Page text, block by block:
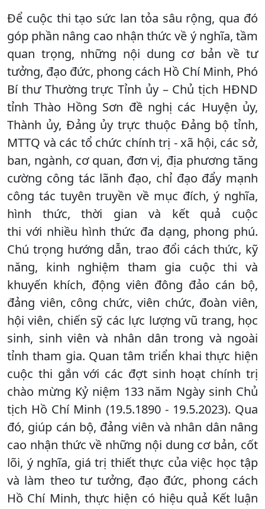
Để cuộc thi tạo sức lan tỏa sâu rộng, qua đó
góp phần nâng cao nhận thức về ý nghĩa, tầm
quan trọng, những nội dung cơ bản về tư
tưởng, đạo đức, phong cách Hồ Chí Minh, Phó
Bí thư Thường trực Tỉnh ủy – Chủ tịch HĐND
tỉnh Thào Hồng Sơn đề nghị các Huyện ủy,
Thành ủy, Đảng ủy trực thuộc Đảng bộ tỉnh,
MTTQ và các tổ chức chính trị - xã hội, các sở,
ban, ngành, cơ quan, đơn vị, địa phương tăng
cường công tác lãnh đạo, chỉ đạo đẩy mạnh
công tác tuyên truyền về mục đích, ý nghĩa,
hình thức, thời gian và kết quả cuộc
thi với nhiều hình thức đa dạng, phong phú.
Chú trọng hướng dẫn, trao đổi cách thức, kỹ
năng, kinh nghiệm tham gia cuộc thi và
khuyến khích, động viên đông đảo cán bộ,
đảng viên, công chức, viên chức, đoàn viên,
hội viên, chiến sỹ các lực lượng vũ trang, học
sinh, sinh viên và nhân dân trong và ngoài
tỉnh tham gia. Quan tâm triển khai thực hiện
cuộc thi gắn với các đợt sinh hoạt chính trị
chào mừng Kỷ niệm 133 năm Ngày sinh Chủ
tịch Hồ Chí Minh (19.5.1890 - 19.5.2023). Qua
đó, giúp cán bộ, đảng viên và nhân dân nâng
cao nhận thức về những nội dung cơ bản, cốt
lõi, ý nghĩa, giá trị thiết thực của việc học tập
và làm theo tư tưởng, đạo đức, phong cách
Hồ Chí Minh, thực hiện có hiệu quả Kết luận